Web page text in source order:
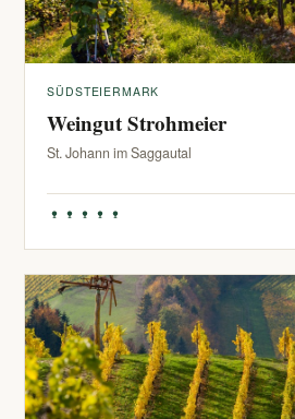
SÜDSTEIERMARK
Weingut Strohmeier
St. Johann im Saggautal